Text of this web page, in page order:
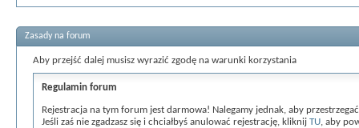
Zasady na forum
Aby przejść dalej musisz wyrazić zgodę na warunki korzystania
Regulamin forum
Rejestracja na tym forum jest darmowa! Nalegamy jednak, aby
Jeśli zaś nie zgadzasz się i chciałbyś anulować rejestrację, kliknij TU, aby